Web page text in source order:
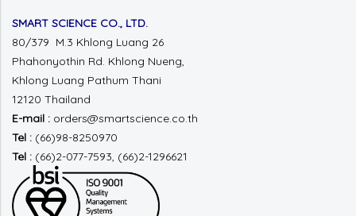
SMART SCIENCE CO., LTD.
80/379 M.3 Khlong Luang 26
Phahonyothin Rd. Khlong Nueng,
Khlong Luang Pathum Thani
12120 Thailand
E-mail : orders@smartscience.co.th
Tel : (66)98-8250970
Tel : (66)2-077-7593, (66)2-1296621